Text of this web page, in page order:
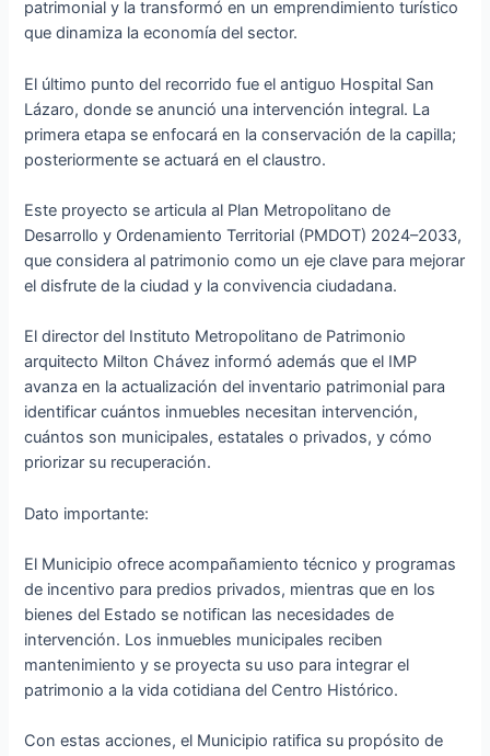
patrimonial y la transformó en un emprendimiento turístico
que dinamiza la economía del sector.
El último punto del recorrido fue el antiguo Hospital San
Lázaro, donde se anunció una intervención integral. La
primera etapa se enfocará en la conservación de la capilla;
posteriormente se actuará en el claustro.
Este proyecto se articula al Plan Metropolitano de
Desarrollo y Ordenamiento Territorial (PMDOT) 2024–2033,
que considera al patrimonio como un eje clave para mejorar
el disfrute de la ciudad y la convivencia ciudadana.
El director del Instituto Metropolitano de Patrimonio
arquitecto Milton Chávez informó además que el IMP
avanza en la actualización del inventario patrimonial para
identificar cuántos inmuebles necesitan intervención,
cuántos son municipales, estatales o privados, y cómo
priorizar su recuperación.
Dato importante:
El Municipio ofrece acompañamiento técnico y programas
de incentivo para predios privados, mientras que en los
bienes del Estado se notifican las necesidades de
intervención. Los inmuebles municipales reciben
mantenimiento y se proyecta su uso para integrar el
patrimonio a la vida cotidiana del Centro Histórico.
Con estas acciones, el Municipio ratifica su propósito de